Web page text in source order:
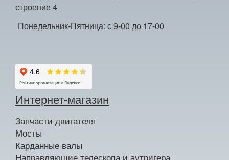
строение 4
Понедельник-Пятница: с 9-00 до 17-00
Интернет-магазин
Запчасти двигателя
Мосты
Карданные валы
Направляющие телескопа и аутригера